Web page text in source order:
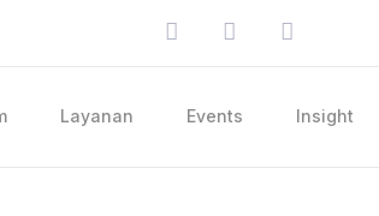
Layanan Events Insight